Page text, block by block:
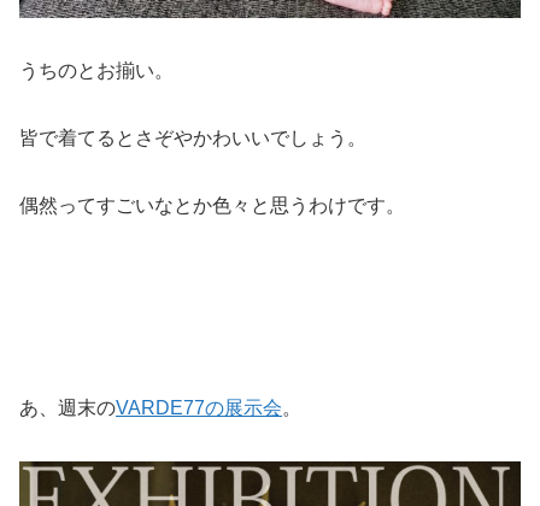
うちのとお揃い。
皆で着てるとさぞやかわいいでしょう。
偶然ってすごいなとか色々と思うわけです。
あ、週末のVARDE77の展示会。